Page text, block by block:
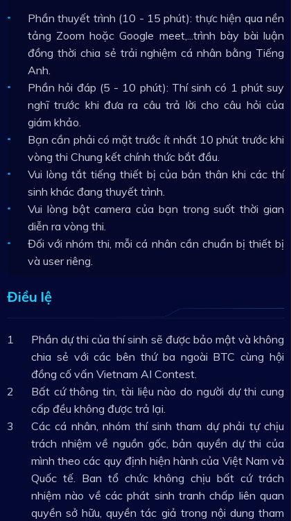
Phần thuyết trình (10 - 15 phút): thực hiện qua nền
tảng Zoom hoặc Google meet,...trình bày bài luận
đồng thời chia sẻ trải nghiệm cá nhân bằng Tiếng
Anh.
Phần hỏi đáp (5 - 10 phút): Thí sinh có 1 phút suy
nghĩ trước khi đưa ra câu trả lời cho câu hỏi của
giám khảo.
Bạn cần phải có mặt trước ít nhất 10 phút trước khi
vòng thi Chung kết chính thức bắt đầu.
Vui lòng tắt tiếng thiết bị của bản thân khi các thí
sinh khác đang thuyết trình.
Vui lòng bật camera của bạn trong suốt thời gian
diễn ra vòng thi.
Đối với nhóm thi, mỗi cá nhân cần chuẩn bị thiết bị
và user riêng.
Điều lệ
Phần dự thi của thí sinh sẽ được bảo mật và không
chia sẻ với các bên thứ ba ngoài BTC cùng hội
đồng cố vấn Vietnam AI Contest.
Bất cứ thông tin, tài liệu nào do người dự thi cung
cấp đều không được trả lại.
Các cá nhân, nhóm thí sinh tham dự phải tự chịu
trách nhiệm về nguồn gốc, bản quyền dự thi của
mình theo các quy định hiện hành của Việt Nam và
Quốc tế. Ban tổ chức không chịu bất cứ trách
nhiệm nào về các phát sinh tranh chấp liên quan
quyền sở hữu, quyền tác giả trong nội dung tham